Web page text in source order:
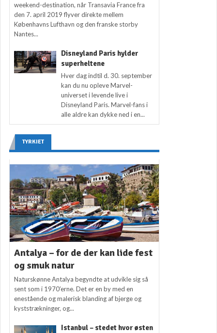
weekend-destination, når Transavia France fra
den 7. april 2019 flyver direkte mellem
Københavns Lufthavn og den franske storby
Nantes...
Disneyland Paris hylder
superheltene
Hver dag indtil d. 30. september
kan du nu opleve Marvel-
universet i levende live i
Disneyland Paris. Marvel-fans i
alle aldre kan dykke ned i en...
TYRKIET
Antalya – for de der kan lide fest
og smuk natur
Naturskønne Antalya begyndte at udvikle sig så
sent som i 1970’erne. Det er en by med en
enestående og malerisk blanding af bjerge og
kyststrækninger, og...
Istanbul – stedet hvor østen